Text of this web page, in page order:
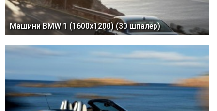
Машини BMW 1 (1600x1200) (30 шпалер)